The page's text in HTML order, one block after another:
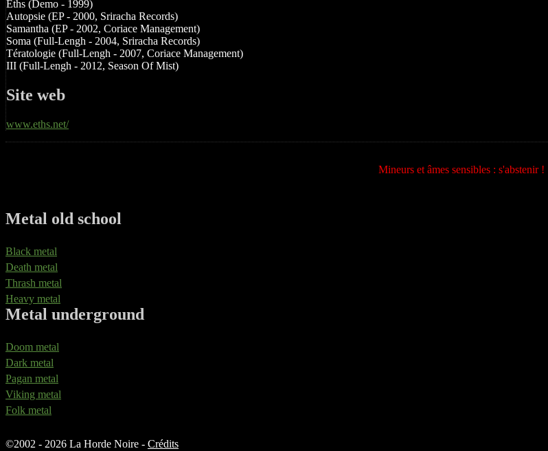
Eths (Demo - 1999)
Autopsie (EP - 2000, Sriracha Records)
Samantha (EP - 2002, Coriace Management)
Soma (Full-Lengh - 2004, Sriracha Records)
Tératologie (Full-Lengh - 2007, Coriace Management)
III (Full-Lengh - 2012, Season Of Mist)
Site web
www.eths.net/
Mineurs et âmes sensibles : s'abstenir !
Metal old school
Black metal
Death metal
Thrash metal
Heavy metal
Metal underground
Doom metal
Dark metal
Pagan metal
Viking metal
Folk metal
©2002 - 2026 La Horde Noire - Crédits